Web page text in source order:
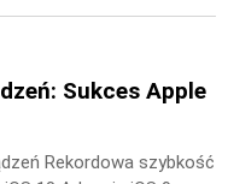
Sukces Apple
Rekordowa szybkość